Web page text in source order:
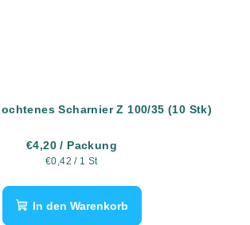
Scharnier Z 100/35 (10 Stk)
€4,20/ Packung
Verkaufspreis:
€0,42 / 1 St
In den Warenkorb